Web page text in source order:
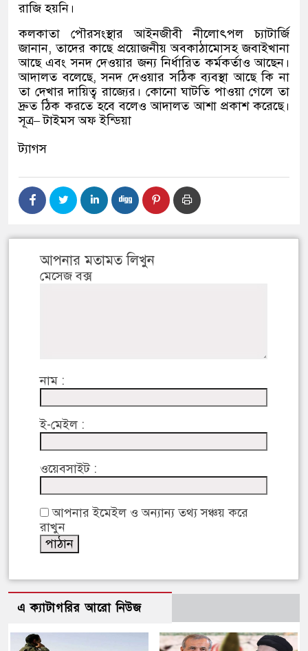
রাজি হয়নি।
কলকাতা পৌরসংস্থার আইনজীবী নীলোৎপল চ্যাটার্জি
জানান,তাদের কাছে প্রয়োজনীয় অবকাঠামোসহ জবাইখানা
আছে এবং সনদ দেওয়ার জন্য নির্ধারিত কর্মকর্তাও আছেন।
আদালত বলেছে,সনদ দেওয়ার সঠিক ব্যবস্থা আছে কি না
তা দেখার দায়িত্ব রাজ্যের। কোনো ঘাটতি পাওয়া গেলে তা
দ্রুত ঠিক করতে হবে বলেও আদালত আশা প্রকাশ করেছে।
সূত্র–টাইমস অফ ইন্ডিয়া
ট্যাগস
আপনার মতামত লিখুন
মেসেজ বক্স
নাম :
ই-মেইল :
ওয়েবসাইট :
আপনার ইমেইল ও অন্যান্য তথ্য সঞ্চয় করে
রাখুন
এ ক্যাটাগরির আরো নিউজ